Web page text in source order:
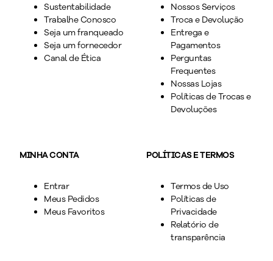
Sustentabilidade
Trabalhe Conosco
Seja um franqueado
Seja um fornecedor
Canal de Ética
Nossos Serviços
Troca e Devolução
Entrega e
Pagamentos
Perguntas
Frequentes
Nossas Lojas
Políticas de Trocas e
Devoluções
MINHA CONTA
Entrar
Meus Pedidos
Meus Favoritos
POLÍTICAS E TERMOS
Termos de Uso
Políticas de
Privacidade
Relatório de
transparência